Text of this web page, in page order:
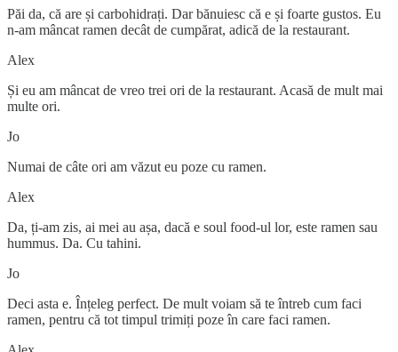
Păi da, că are și carbohidrați. Dar bănuiesc că e și foarte gustos. Eu
n-am mâncat ramen decât de cumpărat, adică de la restaurant.
Alex
Și eu am mâncat de vreo trei ori de la restaurant. Acasă de mult mai
multe ori.
Jo
Numai de câte ori am văzut eu poze cu ramen.
Alex
Da, ți-am zis, ai mei au așa, dacă e soul food-ul lor, este ramen sau
hummus. Da. Cu tahini.
Jo
Deci asta e. Înțeleg perfect. De mult voiam să te întreb cum faci
ramen, pentru că tot timpul trimiți poze în care faci ramen.